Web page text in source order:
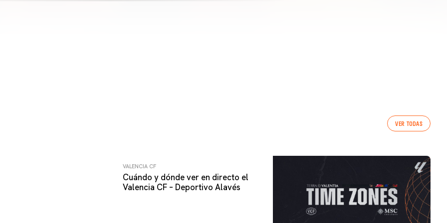
VER TODAS
VALENCIA CF
Cuándo y dónde ver en directo el
Valencia CF – Deportivo Alavés